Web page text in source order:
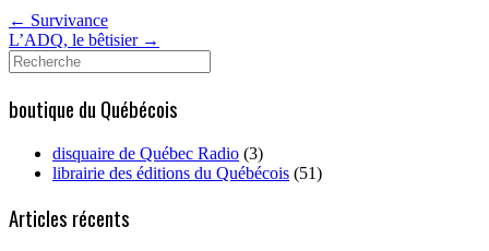
← Survivance
L’ADQ, le bêtisier →
Search
for:
boutique du Québécois
disquaire de Québec Radio (3)
librairie des éditions du Québécois (51)
Articles récents